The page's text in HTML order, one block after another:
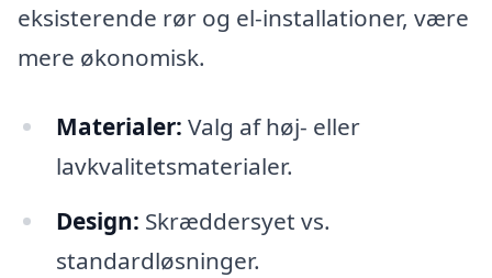
eksisterende rør og el-installationer, være
mere økonomisk.
Materialer: Valg af høj- eller
lavkvalitetsmaterialer.
Design: Skræddersyet vs.
standardløsninger.